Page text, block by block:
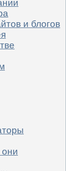
и блогов
они